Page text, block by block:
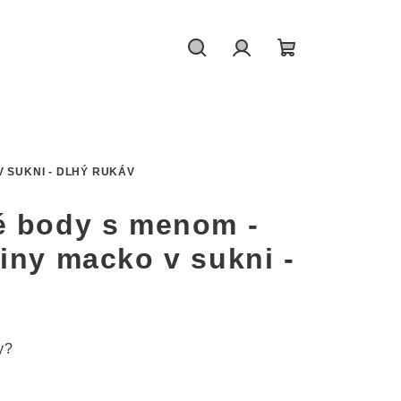
SUKNI - DLHÝ RUKÁV
body s menom -
macko v sukni -